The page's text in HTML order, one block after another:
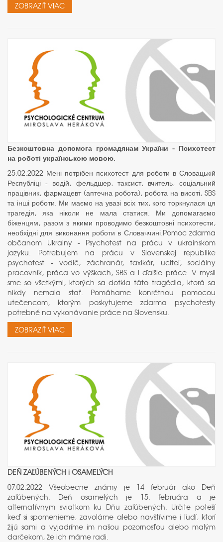
ZOBRAZIŤ VIAC
Безкоштовна допомога громадянам України - Психотест
на роботі українською мовою.
25.02.2022 Мені потрібен психотест для роботи в Словацькій
Республіці - водій, фельдшер, таксист, вчитель, соціальний
працівник, фармацевт (аптечна робота), робота на висоті, SBS
та інші роботи. Ми маємо на увазі всіх тих, кого торкнулася ця
трагедія, яка ніколи не мала статися. Ми допомагаємо
біженцям, разом з якими проводимо безкоштовні психотести,
необхідні для виконання роботи в Словаччині.Pomoc zdarma
občanom Ukrainy - Psychotest na prácu v ukrainskom
jazyku. Potrebujem na prácu v Slovenskej republike
psychotest - vodič, záchranár, taxikár, uciteľ, sociálny
pracovník, práca vo výškach, SBS a i ďalšie práce. V mysli
sme so všetkými, ktorých sa dotkla táto tragédia, ktorá sa
nikdy nemala stať. Pomáhame konrétnou pomocou
utečencom, ktorým poskytujeme zdarma psychotesty
potrebné na vykonávanie práce na Slovensku.
ZOBRAZIŤ VIAC
DEŇ ZAĽÚBENÝCH i OSAMELÝCH
07.02.2022 Všeobecne známy je 14 február ako Deň
zaľúbených. Deň osamelých je 15. februára a je
alternatívnym sviatkom ku Dňu zaľúbených. Určite poteší
keď si spomenieme, zavoláme alebo navštívime i ľudí, ktorí
žijú sami a vyjadríme im našou pozornosťou alebo malým
darčekom, že ich máme radi.